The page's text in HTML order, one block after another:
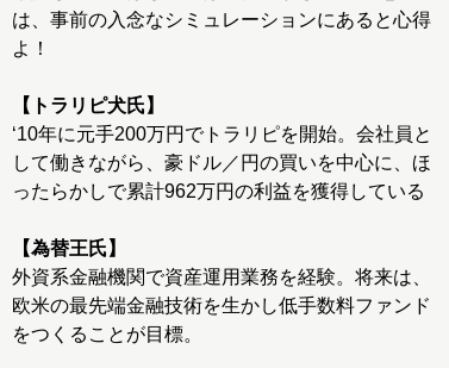
は、事前の入念なシミュレーションにあると心得
よ！
【トラリピ犬氏】
‘10年に元手200万円でトラリピを開始。会社員と
して働きながら、豪ドル／円の買いを中心に、ほ
ったらかしで累計962万円の利益を獲得している
【為替王氏】
外資系金融機関で資産運用業務を経験。将来は、
欧米の最先端金融技術を生かし低手数料ファンド
をつくることが目標。